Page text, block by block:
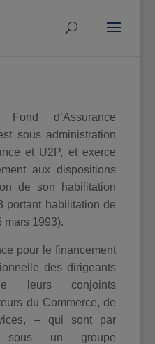
d’Assurance
sous administration
et U2P, et exerce
aux dispositions
de son habilitation
portant habilitation de
mars 1993).
pour le financement
des dirigeants
leurs conjoints
du Commerce, de
– qui sont par
sous un groupe